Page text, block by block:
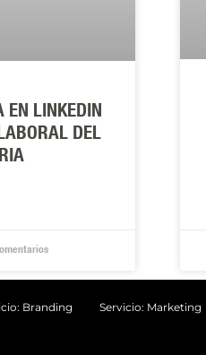
EN LINKEDIN
DEL
Branding Servicio: Marketing